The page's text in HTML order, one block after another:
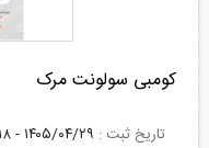
کومبی سولونت مرک
تاریخ ثبت : ۱۴۰۵/۰۴/۲۹ - ۱۰:۱۸